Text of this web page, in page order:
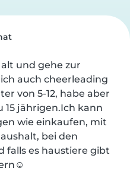
und gehe zur
auch cheerleading
von 5-12, habe aber
jährigen.Ich kann
wie einkaufen, mit
bei den
falls es haustiere gibt